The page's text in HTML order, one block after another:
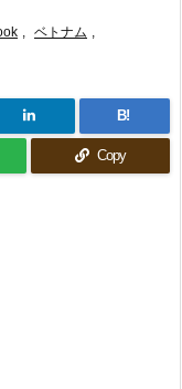
, ベトナム ,
B!
Copy